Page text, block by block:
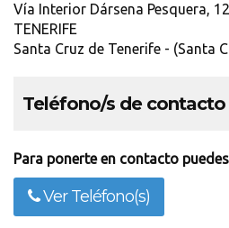
Vía Interior Dársena Pesquera,
TENERIFE
Santa Cruz de Tenerife - (Santa
Teléfono/s de contacto
Para ponerte en contacto
Ver Teléfono(s)